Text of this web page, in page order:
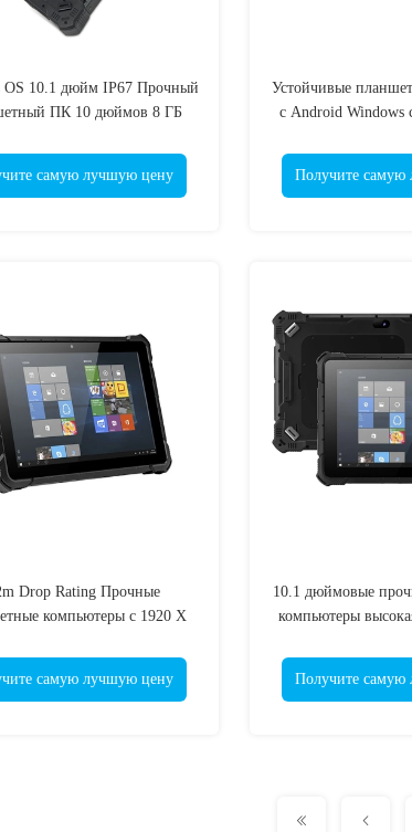
OS 10.1 дюйм IP67 Прочный
ПК 10 дюймов 8 ГБ
самую лучшую цену
Устойчивые
с Android
Получите
Drop Rating Прочные
компьютеры с 1920 X
самую лучшую цену
10.1 дюймовые
компьютеры
Получите